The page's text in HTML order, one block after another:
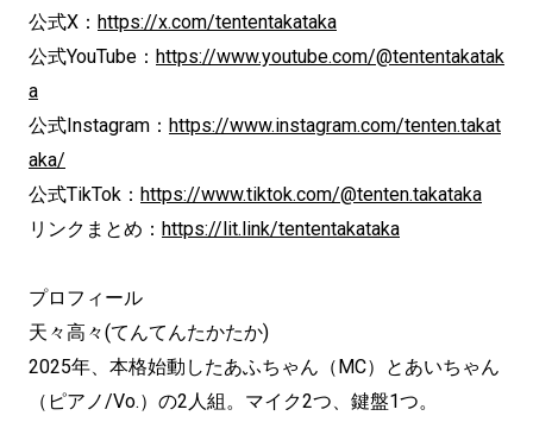
公式X： https://x.com/tententakataka
公式YouTube： https://www.youtube.com/@tententakatak
a
公式Instagram： https://www.instagram.com/tenten.takat
aka/
公式TikTok： https://www.tiktok.com/@tenten.takataka
リンクまとめ： https://lit.link/tententakataka
プロフィール
天々⾼々(てんてんたかたか)
2025年、本格始動したあふちゃん（MC）とあいちゃん
（ピアノ/Vo.）の2⼈組。マイク2つ、鍵盤1つ。